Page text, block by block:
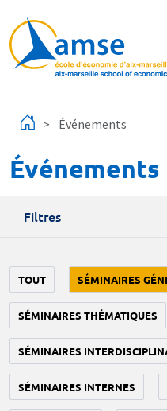
Événements
Événements
Filtres
TOUT SÉMINAIRES
SÉMINAIRES THÉMATIQUES
SÉMINAIRES
SÉMINAIRES INTERNES